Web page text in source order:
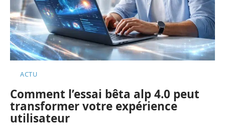
ACTU
Comment l’essai bêta alp 4.0 peut
transformer votre expérience
utilisateur